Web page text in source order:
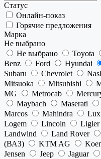
Статус
Онлайн-показ
Горячие предложения
Марка
Не выбрано
Не выбрано
Toyota
Benz
Ford Hyundai
Subaru
Chevrolet
Mitsuoka
Mitsubishi
MG
Metrocab
Maybach
Maserati
Marcos
Mahindra
Logem
Lincoln Ligier
Landwind
Land Rover
(ВАЗ)
KTM AG
Jensen
Jeep Jaguar